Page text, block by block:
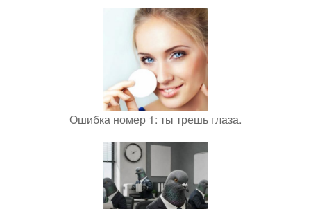
Ошибка номер 1: ты трешь глаза.